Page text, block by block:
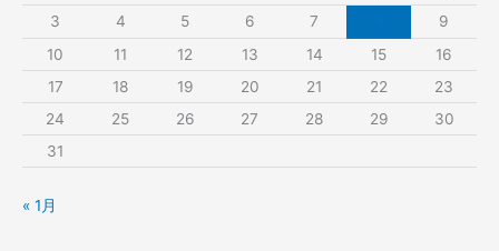
3
4 5 6 7
9
10
11 12 13 14 15
16
17
18 19 20 21 22
23
24
25 26 27 28 29
30
31
« 1月